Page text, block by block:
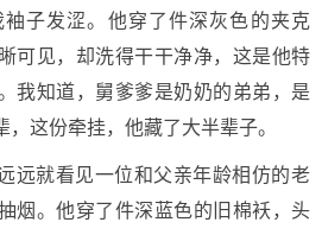
子发涩。他穿了件深灰色的夹克
可见，却洗得干干净净，这是他特
我知道，舅爹爹是奶奶的弟弟，是
这份牵挂，他藏了大半辈子。
远就看见一位和父亲年龄相仿的老
烟。他穿了件深蓝色的旧棉袄，头